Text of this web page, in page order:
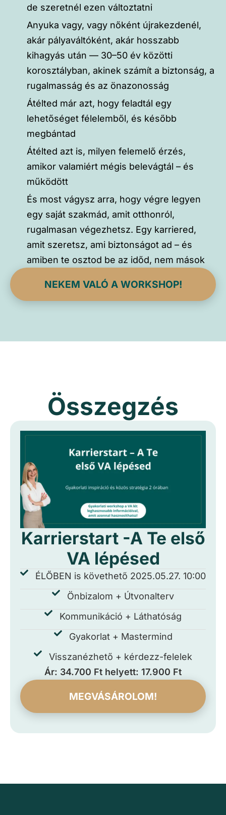
de szeretnél ezen változtatni
Anyuka vagy, vagy nőként újrakezdenél,
akár pályaváltóként, akár hosszabb
kihagyás után — 30–50 év közötti
korosztályban, akinek számít a biztonság, a
rugalmasság és az önazonosság
Átélted már azt, hogy feladtál egy
lehetőséget félelemből, és később
megbántad
Átélted azt is, milyen felemelő érzés,
amikor valamiért mégis belevágtál – és
működött
És most vágysz arra, hogy végre legyen
egy saját szakmád, amit otthonról,
rugalmasan végezhetsz. Egy karriered,
amit szeretsz, ami biztonságot ad – és
amiben te osztod be az időd, nem mások
NEKEM VALÓ A WORKSHOP!
Összegzés
Karrierstart -A Te első
VA lépésed
ÉLŐBEN is követhető 2025.05.27. 10:00
Önbizalom + Útvonalterv
Kommunikáció + Láthatóság
Gyakorlat + Mastermind
Visszanézhető + kérdezz-felelek
Ár: 34.700 Ft helyett: 17.900 Ft
MEGVÁSÁROLOM!